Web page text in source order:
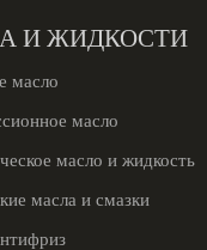
И ЖИДКОСТИ
масло
масло
масло и жидкость
масла и смазки